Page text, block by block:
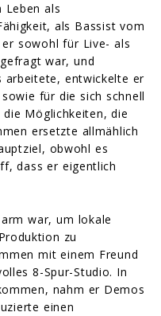
Leben als
als Bassist vom
sowohl für Live- als
war, und
arbeitete, entwickelte er
für die sich schnell
Möglichkeiten, die
ersetzte allmählich
obwohl es
dass er eigentlich
war, um lokale
zu
mit einem Freund
8-Spur-Studio. In
nahm er Demos
einen